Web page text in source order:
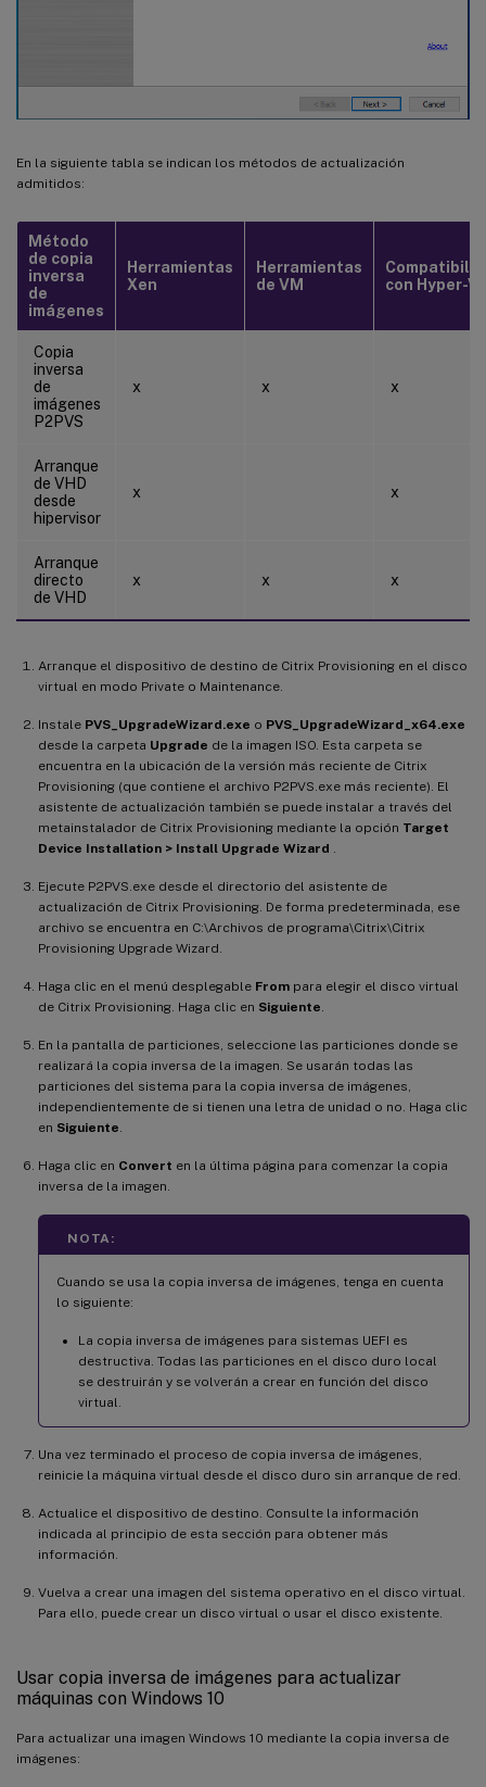
En la siguiente tabla se indican los métodos de actualización
admitidos:
Método
de copia
inversa
de
imágenes
Herramientas
Xen
Herramientas
de VM
con Hyper-V
Copia
inversa
de
imágenes
P2PVS
x x x
Arranque
de VHD
desde
hipervisor
x x
Arranque
directo
de VHD
x x x
Arranque el dispositivo de destino de Citrix Provisioning en el disco
virtual en modo Private o Maintenance.
Instale PVS_UpgradeWizard.exe o PVS_UpgradeWizard_x64.exe
desde la carpeta Upgrade de la imagen ISO. Esta carpeta se
encuentra en la ubicación de la versión más reciente de Citrix
Provisioning (que contiene el archivo P2PVS.exe más reciente). El
asistente de actualización también se puede instalar a través del
metainstalador de Citrix Provisioning mediante la opción Target
Device Installation > Install Upgrade Wizard
Ejecute P2PVS.exe desde el directorio del asistente de
actualización de Citrix Provisioning. De forma predeterminada, ese
archivo se encuentra en C:\Archivos de programa\Citrix\Citrix
Provisioning Upgrade Wizard.
Haga clic en el menú desplegable From para elegir el disco virtual
de Citrix Provisioning. Haga clic en Siguiente
En la pantalla de particiones, seleccione las particiones donde se
realizará la copia inversa de la imagen. Se usarán todas las
particiones del sistema para la copia inversa de imágenes,
independientemente de si tienen una letra de unidad o no. Haga clic
en Siguiente
Haga clic en Convert en la última página para comenzar la copia
inversa de la imagen.
NOTA:
Cuando se usa la copia inversa de imágenes, tenga en cuenta
lo siguiente:
La copia inversa de imágenes para sistemas UEFI es
destructiva. Todas las particiones en el disco duro local
se destruirán y se volverán a crear en función del disco
virtual.
Una vez terminado el proceso de copia inversa de imágenes,
reinicie la máquina virtual desde el disco duro sin arranque de red.
Actualice el dispositivo de destino. Consulte la información
indicada al principio de esta sección para obtener más
información.
Vuelva a crear una imagen del sistema operativo en el disco virtual.
Para ello, puede crear un disco virtual o usar el disco existente.
Usar copia inversa de imágenes para actualizar
máquinas con Windows 10
Para actualizar una imagen Windows 10 mediante la copia inversa de
imágenes: